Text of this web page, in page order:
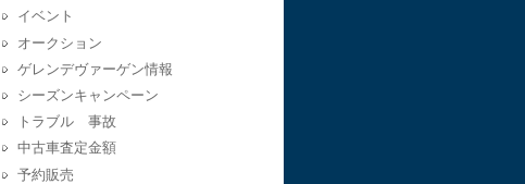
イベント
オークション
ゲレンデヴァーゲン情報
シーズンキャンペーン
トラブル 事故
中古車査定金額
予約販売